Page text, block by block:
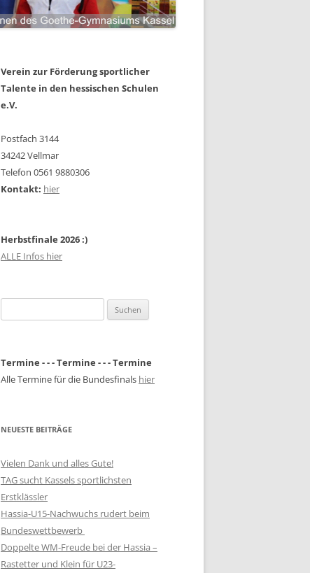
Verein zur Förderung sportlicher
Talente in den hessischen Schulen
e.V.
Postfach 3144
34242 Vellmar
Telefon 0561 9880306
Kontakt: hier
Herbstfinale 2026 :)
ALLE Infos hier
nach:
Termine - - - Termine - - - Termine
Alle Termine für die Bundesfinals hier
NEUESTE BEITRÄGE
Vielen Dank und alles Gute!
TAG sucht Kassels sportlichsten
Erstklässler
Hassia-U15-Nachwuchs rudert beim
Bundeswettbewerb
Doppelte WM-Freude bei der Hassia –
Rastetter und Klein für U23-